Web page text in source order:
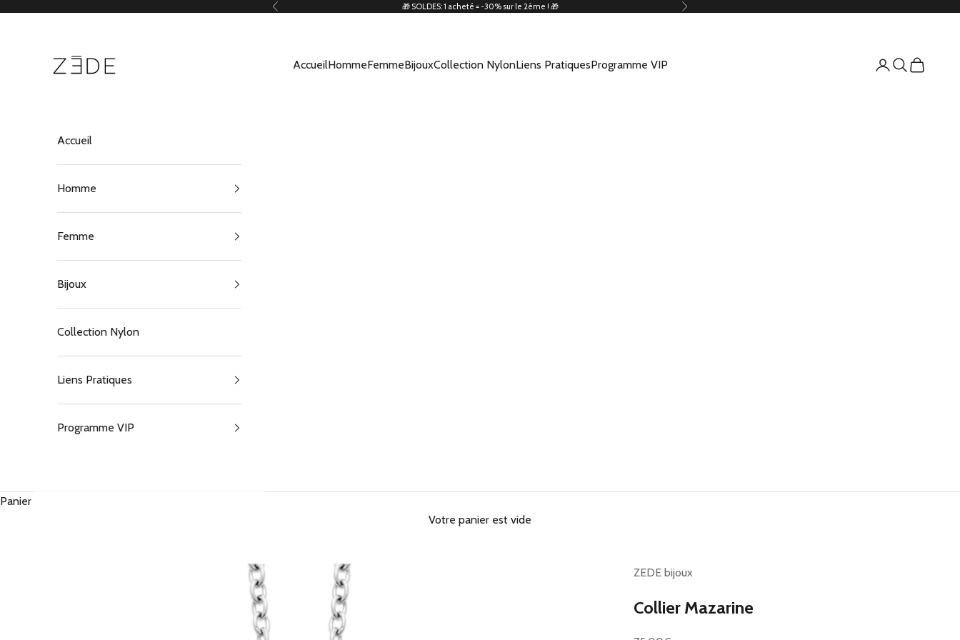
Précédent 🎁 SOLDES: 1 acheté = -30% sur le 2ème ! 🎁 Suivant
AccueilHommeFemmeBijouxCollection NylonLiens PratiquesProgramme VIP Connexion
Recherche
Panier
Accueil
Homme
Femme
Bijoux
Collection Nylon
Liens Pratiques
Programme VIP
Panier
Votre panier est vide
ZEDE bijoux
Collier Mazarine